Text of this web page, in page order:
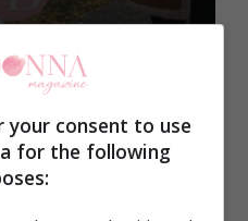
acquistare
devi
averle!
your consent to use
for the following